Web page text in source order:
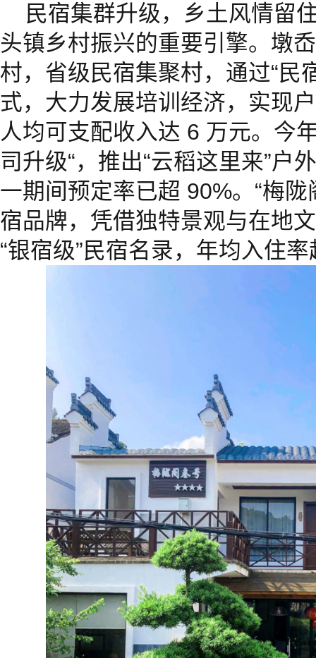
民宿集群升级，乡土风情留
头镇乡村振兴的重要引擎。墩
村，省级民宿集聚村，通过“民
式，大力发展培训经济，实现
人均可支配收入达 6 万元。今
司升级“，推出“云稻这里来”户
一期间预定率已超 90%。“梅陇
宿品牌，凭借独特景观与在地
“银宿级”民宿名录，年均入住